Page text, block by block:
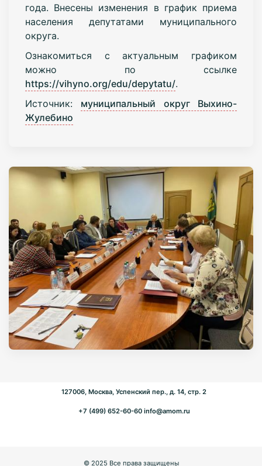
года. Внесены изменения в график приема
населения депутатами муниципального
округа.
Ознакомиться с актуальным графиком
можно по ссылке
https://vihyno.org/edu/depytatu/.
Источник: муниципальный округ Выхино-
Жулебино
127006, Москва, Успенский пер., д. 14, стр. 2
+7 (499) 652-60-60 info@amom.ru
© 2025 Все права защищены